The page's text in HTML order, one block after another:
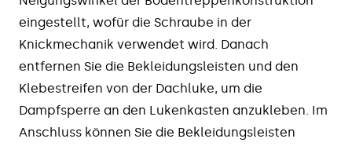
eingestellt, wofür die Schraube in der
Knickmechanik verwendet wird. Danach
entfernen Sie die Bekleidungsleisten und den
Klebestreifen von der Dachluke, um die
Dampfsperre an den Lukenkasten anzukleben. Im
Anschluss können Sie die Bekleidungsleisten